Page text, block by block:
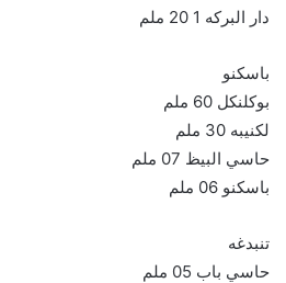
دار البركه 1 20 ملم
باسكنو
بوكلنكل 60 ملم
لكنيبه 30 ملم
حاسي البيظ 07 ملم
باسكنو 06 ملم
تنبدغه
حاسي باب 05 ملم